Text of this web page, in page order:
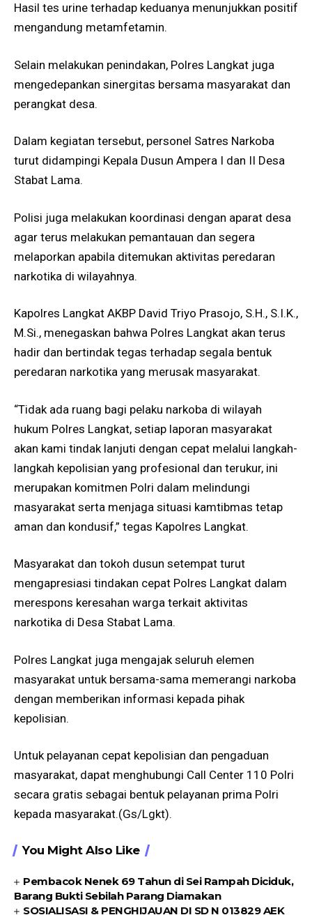
Hasil tes urine terhadap keduanya menunjukkan positif
mengandung metamfetamin.
Selain melakukan penindakan, Polres Langkat juga
mengedepankan sinergitas bersama masyarakat dan
perangkat desa.
Dalam kegiatan tersebut, personel Satres Narkoba
turut didampingi Kepala Dusun Ampera I dan II Desa
Stabat Lama.
Polisi juga melakukan koordinasi dengan aparat desa
agar terus melakukan pemantauan dan segera
melaporkan apabila ditemukan aktivitas peredaran
narkotika di wilayahnya.
Kapolres Langkat AKBP David Triyo Prasojo, S.H., S.I.K.,
M.Si., menegaskan bahwa Polres Langkat akan terus
hadir dan bertindak tegas terhadap segala bentuk
peredaran narkotika yang merusak masyarakat.
“Tidak ada ruang bagi pelaku narkoba di wilayah
hukum Polres Langkat, setiap laporan masyarakat
akan kami tindak lanjuti dengan cepat melalui langkah-
langkah kepolisian yang profesional dan terukur, ini
merupakan komitmen Polri dalam melindungi
masyarakat serta menjaga situasi kamtibmas tetap
aman dan kondusif,” tegas Kapolres Langkat.
Masyarakat dan tokoh dusun setempat turut
mengapresiasi tindakan cepat Polres Langkat dalam
merespons keresahan warga terkait aktivitas
narkotika di Desa Stabat Lama.
Polres Langkat juga mengajak seluruh elemen
masyarakat untuk bersama-sama memerangi narkoba
dengan memberikan informasi kepada pihak
kepolisian.
Untuk pelayanan cepat kepolisian dan pengaduan
masyarakat, dapat menghubungi Call Center 110 Polri
secara gratis sebagai bentuk pelayanan prima Polri
kepada masyarakat.(Gs/Lgkt).
You Might Also Like
Pembacok Nenek 69 Tahun di Sei Rampah Diciduk,
Barang Bukti Sebilah Parang Diamakan
SOSIALISASI & PENGHIJAUAN DI SD N 013829 AEK